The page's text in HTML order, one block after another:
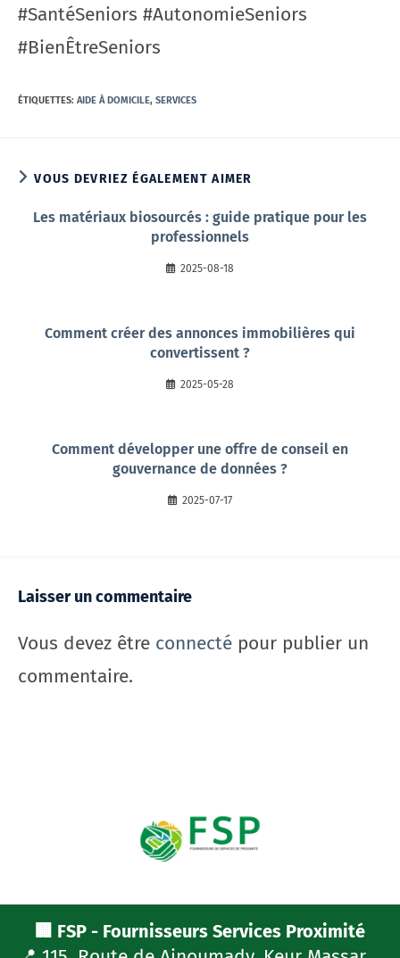
#SantéSeniors #AutonomieSeniors
#BienÊtreSeniors
ÉTIQUETTES: AIDE À DOMICILE, SERVICES
VOUS DEVRIEZ ÉGALEMENT AIMER
Les matériaux biosourcés : guide pratique pour les
professionnels
2025-08-18
Comment créer des annonces immobilières qui
convertissent ?
2025-05-28
Comment développer une offre de conseil en
gouvernance de données ?
2025-07-17
Laisser un commentaire
Vous devez être connecté pour publier un
commentaire.
🏢 FSP - Fournisseurs Services Proximité